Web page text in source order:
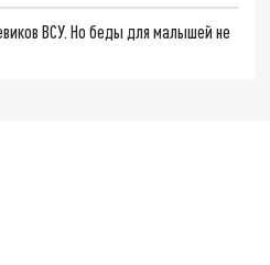
ВСУ. Но беды для малышей не